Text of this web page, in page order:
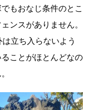
もおなじ条件のとこ
ンスがありません。
立ち入らないよう
ことがほとんどなの